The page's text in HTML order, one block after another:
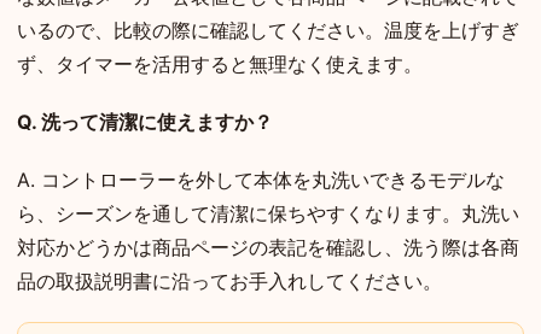
いるので、比較の際に確認してください。温度を上げすぎ
ず、タイマーを活用すると無理なく使えます。
Q. 洗って清潔に使えますか？
A. コントローラーを外して本体を丸洗いできるモデルな
ら、シーズンを通して清潔に保ちやすくなります。丸洗い
対応かどうかは商品ページの表記を確認し、洗う際は各商
品の取扱説明書に沿ってお手入れしてください。